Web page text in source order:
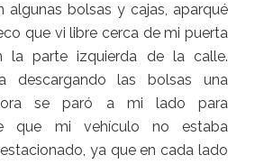
algunas bolsas y cajas, aparqué
que vi libre cerca de mi puerta
la parte izquierda de la calle.
descargando las bolsas una
se paró a mi lado para
que mi vehículo no estaba
ya que en cada lado